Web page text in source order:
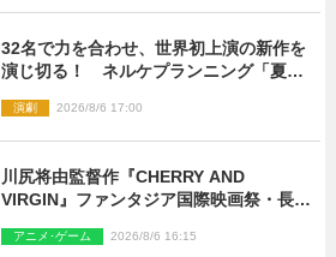
32名で力を合わせ、世界初上演の新作を
演じ切る！ ネルケプランニング「夏休
ト【最終日】
演劇 2026/8/6 17:00
川尻将由監督作『CHERRY AND
VIRGIN』ファンタジア国際映画祭・長編
アニメ･ゲーム 2026/8/6 16:15